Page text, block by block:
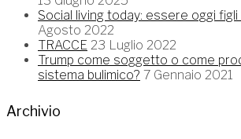
Social living today: essere oggi figli
Agosto 2022
TRACCE 23 Luglio 2022
Trump come soggetto o come
sistema bulimico? 7 Gennaio 2021
Archivio